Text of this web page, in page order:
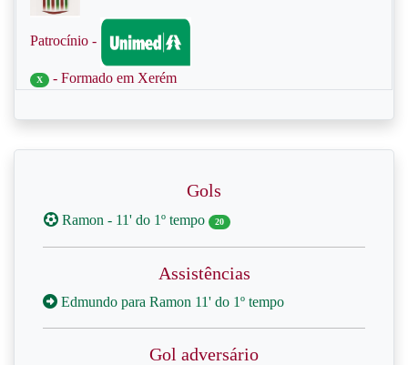
Patrocínio -
X - Formado em Xerém
Gols
Ramon - 11' do 1º tempo 20
Assistências
Edmundo para Ramon 11' do 1º tempo
Gol adversário